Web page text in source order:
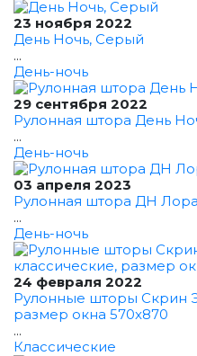
23 ноября 2022
День Ночь, Серый
...
День-ночь
29 сентября 2022
Рулонная штора День
...
День-ночь
03 апреля 2023
Рулонная штора ДН
...
День-ночь
24 февраля 2022
Рулонные шторы Скрин
размер окна 570x870
...
Классические